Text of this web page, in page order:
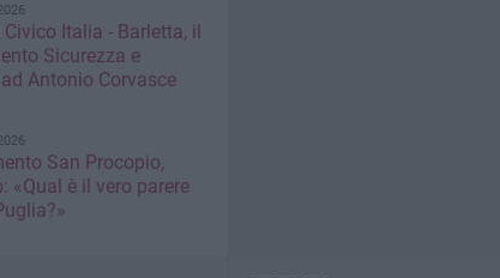
Italia - Barletta, il
Sicurezza e
Antonio Corvasce
San Procopio,
«Qual è il vero parere